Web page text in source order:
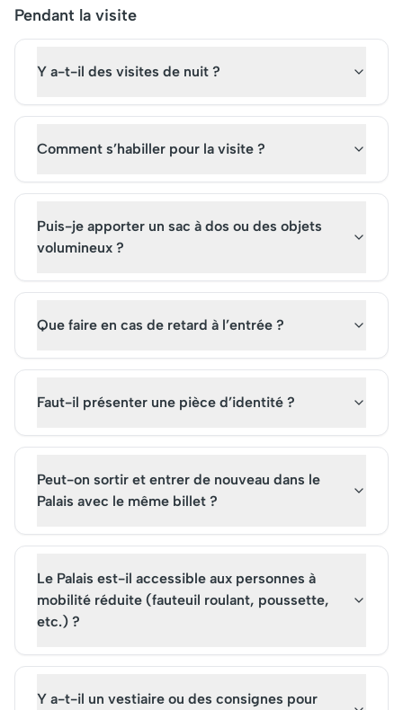
Pendant la visite
Y a-t-il des visites de nuit ?
Comment s’habiller pour la visite ?
Puis-je apporter un sac à dos ou des objets
volumineux ?
Que faire en cas de retard à l’entrée ?
Faut-il présenter une pièce d’identité ?
Peut-on sortir et entrer de nouveau dans le
Palais avec le même billet ?
Le Palais est-il accessible aux personnes à
mobilité réduite (fauteuil roulant, poussette,
etc.) ?
Y a-t-il un vestiaire ou des consignes pour